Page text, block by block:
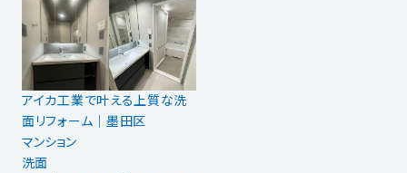
アイカ工業で叶える上質な洗
面リフォーム｜墨田区
マンション
洗面